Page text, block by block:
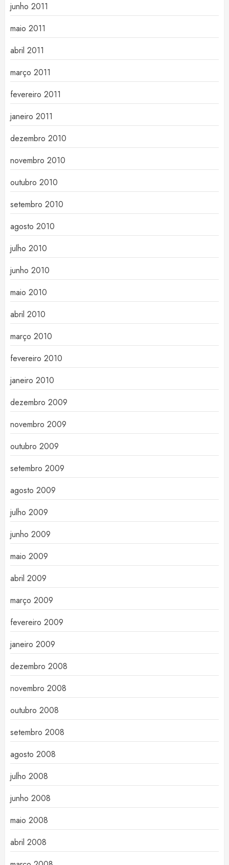
junho 2011
maio 2011
abril 2011
março 2011
fevereiro 2011
janeiro 2011
dezembro 2010
novembro 2010
outubro 2010
setembro 2010
agosto 2010
julho 2010
junho 2010
maio 2010
abril 2010
março 2010
fevereiro 2010
janeiro 2010
dezembro 2009
novembro 2009
outubro 2009
setembro 2009
agosto 2009
julho 2009
junho 2009
maio 2009
abril 2009
março 2009
fevereiro 2009
janeiro 2009
dezembro 2008
novembro 2008
outubro 2008
setembro 2008
agosto 2008
julho 2008
junho 2008
maio 2008
abril 2008